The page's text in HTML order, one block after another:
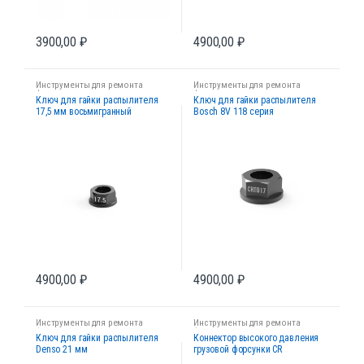
3900,00 ₽ 4900,00 ₽
Инструменты для ремонта
форсунок
Ключ для гайки распылителя
17,5 мм восьмигранный
4900,00 ₽
Инструменты для ремонта
форсунок
Ключ для гайки распылителя
Bosch 8V 118 серия
4900,00 ₽
Инструменты для ремонта
форсунок
Ключ для гайки распылителя
Denso 21 мм
Инструменты для ремонта
форсунок
Коннектор высокого давления
грузовой форсунки CR